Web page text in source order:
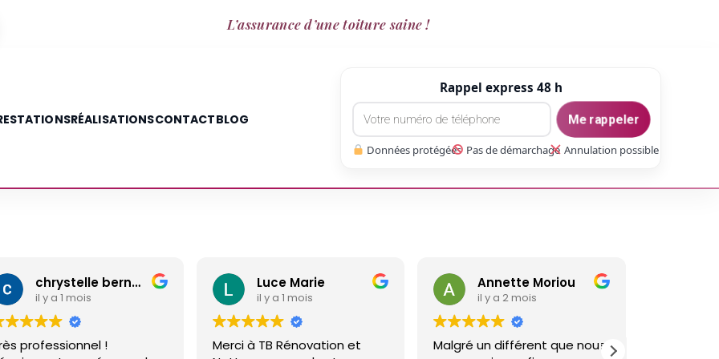
L’assurance d’une toiture saine !
RÉALISATIONSCONTACTBLOG
Rappel express 48 h
Me rappeler
Données protégées Pas de démarchage Annulation possible
chrystelle bernard
il y a 1 mois
professionnel !
Luce Marie
il y a 1 mois
Merci à TB Rénovation et
Annette Moriou
il y a 2 mois
Malgré un différent que nous